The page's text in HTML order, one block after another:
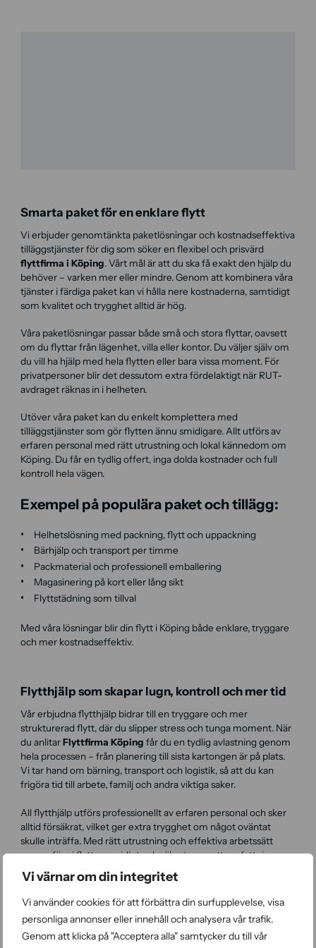
Vi värnar om din integritet
Vi använder cookies för att förbättra din surfupplevelse, visa
personliga annonser eller innehåll och analysera vår trafik.
Genom att klicka på "Acceptera alla" samtycker du till vår
Smarta paket för en enklare flytt
Vi erbjuder genomtänkta paketlösningar och kostnadseffektiva
tilläggstjänster för dig som söker en flexibel och prisvärd
flyttfirma i Köping. Vårt mål är att du ska få exakt den hjälp du
behöver – varken mer eller mindre. Genom att kombinera våra
tjänster i färdiga paket kan vi hålla nere kostnaderna, samtidigt
som kvalitet och trygghet alltid är hög.
Våra paketlösningar passar både små och stora flyttar, oavsett
om du flyttar från lägenhet, villa eller kontor. Du väljer själv om
du vill ha hjälp med hela flytten eller bara vissa moment. För
privatpersoner blir det dessutom extra fördelaktigt när RUT-
avdraget räknas in i helheten.
Utöver våra paket kan du enkelt komplettera med
tilläggstjänster som gör flytten ännu smidigare. Allt utförs av
erfaren personal med rätt utrustning och lokal kännedom om
Köping. Du får en tydlig offert, inga dolda kostnader och full
kontroll hela vägen.
Exempel på populära paket och tillägg:
Helhetslösning med packning, flytt och uppackning
Bärhjälp och transport per timme
Packmaterial och professionell emballering
Magasinering på kort eller lång sikt
Flyttstädning som tillval
Med våra lösningar blir din flytt i Köping både enklare, tryggare
och mer kostnadseffektiv.
Flytthjälp som skapar lugn, kontroll och mer tid
Vår erbjudna flytthjälp bidrar till en tryggare och mer
strukturerad flytt, där du slipper stress och tunga moment. När
du anlitarFlyttfirma Köping får du en tydlig avlastning genom
hela processen – från planering till sista kartongen är på plats.
Vi tar hand om bärning, transport och logistik, så att du kan
frigöra tid till arbete, familj och andra viktiga saker.
All flytthjälp utförs professionellt av erfaren personal och sker
alltid försäkrat, vilket ger extra trygghet om något oväntat
skulle inträffa. Med rätt utrustning och effektiva arbetssätt
genomför vi flytten smidigt och säkert, oavsett omfattning.
För privatpersoner blir flytten dessutom prisvärd tack vare
RUT-avdraget, som sänker arbetskostnaden utan krångel.
Resultatet är en enkel, trygg och kostnadseffektiv flytt i Köping
– precis som det ska vara.